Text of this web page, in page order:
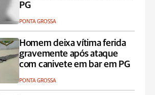
PG
PONTA GROSSA
Homem deixa vítima ferida
gravemente após ataque
com canivete em bar em PG
PONTA GROSSA